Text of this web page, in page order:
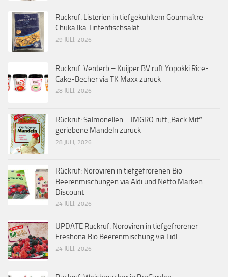
Rückruf: Listerien in tiefgekühltem Gourmaître
Chuka Ika Tintenfischsalat
29 JULI, 2026
Rückruf: Verderb – Kuijper BV ruft Yopokki Rice-
Cake-Becher via TK Maxx zurück
28 JULI, 2026
Rückruf: Salmonellen – IMGRO ruft „Back Mit“
geriebene Mandeln zurück
28 JULI, 2026
Rückruf: Noroviren in tiefgefrorenen Bio
Beerenmischungen via Aldi und Netto Marken
Discount
24 JULI, 2026
UPDATE Rückruf: Noroviren in tiefgefrorener
Freshona Bio Beerenmischung via Lidl
24 JULI, 2026